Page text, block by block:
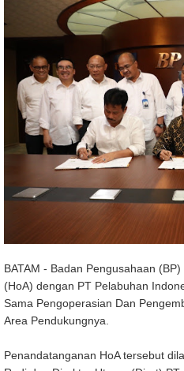
BATAM - Badan Pengusahaan
(HoA) dengan PT Pelabuhan
Sama Pengoperasian Dan
Area Pendukungnya.
Penandatanganan HoA tersebut